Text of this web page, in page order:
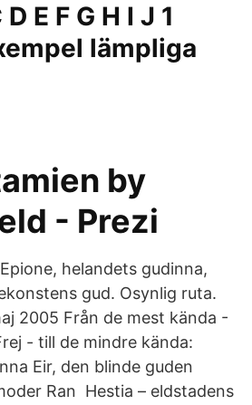
E F G H I J 1
lämpliga
by
- Prezi
helandets gudinna,
gud. Osynlig ruta.
2005 Från de mest kända -
- till de mindre kända:
Eir, den blinde guden
Ran Hestia – eldstadens